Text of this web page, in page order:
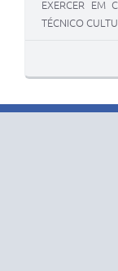
EXERCER EM
TÉCNICO